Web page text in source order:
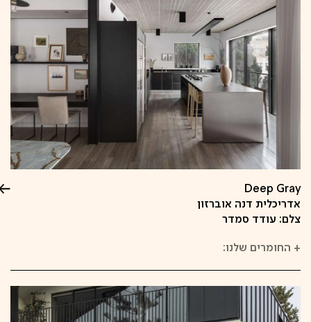
Deep Gray
אדריכלית דנה אוברזון
צלם: עודד סמדר
+ החומרים שלנו: